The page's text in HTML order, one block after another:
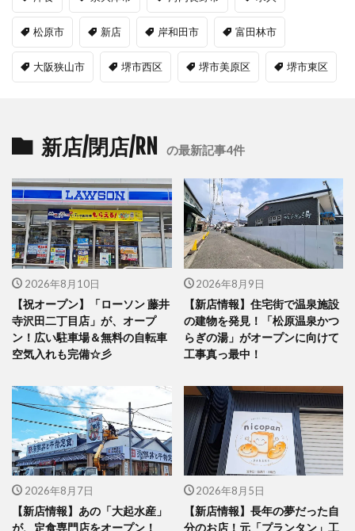
松原市 新店 岸和田市 富田林市
大阪狭山市 堺市西区 堺市美原区 堺市東区
新店/閉店/RN の最新記事4件
2026年8月10日
【祝オープン】「ローソン 藤井
寺沢田二丁目店」が、オープ
ン！広い駐車場＆無料の自転車
空気入れも完備☆彡
2026年8月9日
【新店情報】住宅街で温泉施設
の建物を発見！「松原温泉かつ
らぎの湯」がオープンに向けて
工事真っ最中！
2026年8月7日
【新店情報】あの「大起水産」
が、定食専門店をオープン！
2026年8月5日
【新店情報】長年の夢だった自
分のお店！元「プランタン」工